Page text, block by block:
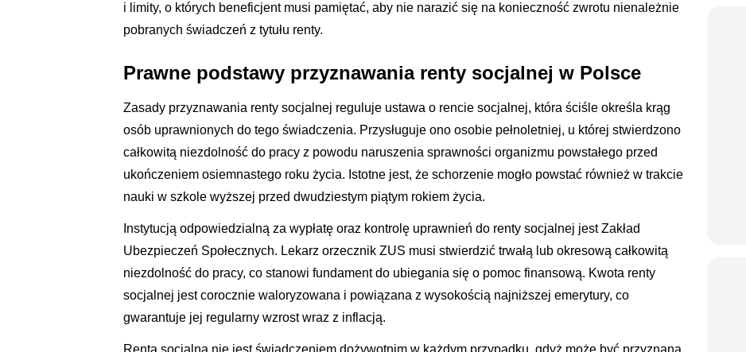
i limity, o których beneficjent musi pamiętać, aby nie narazić się na konieczność zwrotu nienależnie
pobranych świadczeń z tytułu renty.
Prawne podstawy przyznawania renty socjalnej w Polsce
Zasady przyznawania renty socjalnej reguluje ustawa o rencie socjalnej, która ściśle określa krąg
osób uprawnionych do tego świadczenia. Przysługuje ono osobie pełnoletniej, u której stwierdzono
całkowitą niezdolność do pracy z powodu naruszenia sprawności organizmu powstałego przed
ukończeniem osiemnastego roku życia. Istotne jest, że schorzenie mogło powstać również w trakcie
nauki w szkole wyższej przed dwudziestym piątym rokiem życia.
Instytucją odpowiedzialną za wypłatę oraz kontrolę uprawnień do renty socjalnej jest Zakład
Ubezpieczeń Społecznych. Lekarz orzecznik ZUS musi stwierdzić trwałą lub okresową całkowitą
niezdolność do pracy, co stanowi fundament do ubiegania się o pomoc finansową. Kwota renty
socjalnej jest corocznie waloryzowana i powiązana z wysokością najniższej emerytury, co
gwarantuje jej regularny wzrost wraz z inflacją.
Renta socjalna nie jest świadczeniem dożywotnim w każdym przypadku, gdyż może być przyznana